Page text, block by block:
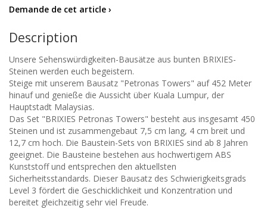
Demande de cet article ›
Description
Unsere Sehenswürdigkeiten-Bausätze aus bunten BRIXIES-
Steinen werden euch begeistern.
Steige mit unserem Bausatz "Petronas Towers" auf 452 Meter
hinauf und genieße die Aussicht über Kuala Lumpur, der
Hauptstadt Malaysias.
Das Set "BRIXIES Petronas Towers" besteht aus insgesamt 450
Steinen und ist zusammengebaut 7,5 cm lang, 4 cm breit und
12,7 cm hoch. Die Baustein-Sets von BRIXIES sind ab 8 Jahren
geeignet. Die Bausteine bestehen aus hochwertigem ABS
Kunststoff und entsprechen den aktuellsten
Sicherheitsstandards. Dieser Bausatz des Schwierigkeitsgrads
Level 3 fördert die Geschicklichkeit und Konzentration und
bereitet gleichzeitig sehr viel Freude.